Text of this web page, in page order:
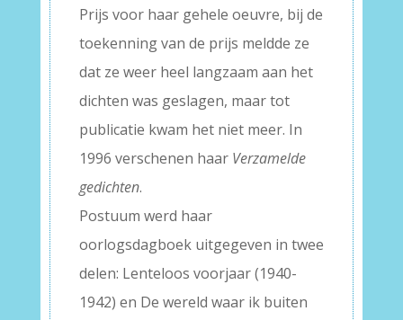
Prijs voor haar gehele oeuvre, bij de
toekenning van de prijs meldde ze
dat ze weer heel langzaam aan het
dichten was geslagen, maar tot
publicatie kwam het niet meer. In
1996 verschenen haar Verzamelde
gedichten.
Postuum werd haar
oorlogsdagboek uitgegeven in twee
delen: Lenteloos voorjaar (1940-
1942) en De wereld waar ik buiten